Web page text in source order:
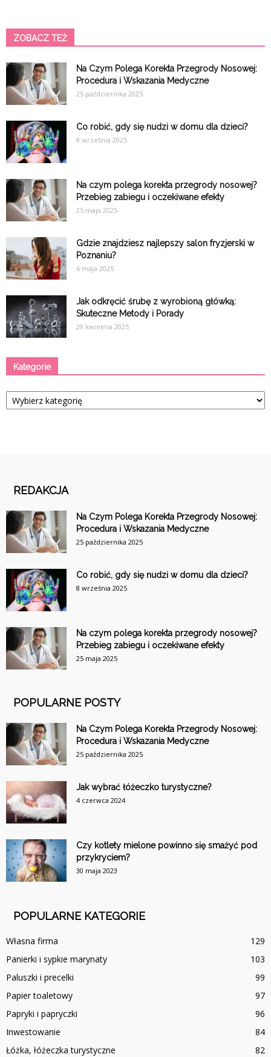
ZOBACZ TEŻ
Na Czym Polega Korekta Przegrody Nosowej:
Procedura i Wskazania Medyczne
25 października 2025
Co robić, gdy się nudzi w domu dla dzieci?
8 września 2025
Na czym polega korekta przegrody nosowej?
Przebieg zabiegu i oczekiwane efekty
25 maja 2025
Gdzie znajdziesz najlepszy salon fryzjerski w
Poznaniu?
6 maja 2025
Jak odkręcić śrubę z wyrobioną główką:
Skuteczne Metody i Porady
29 kwietnia 2025
Kategorie
Kategorie
REDAKCJA
Na Czym Polega Korekta Przegrody Nosowej:
Procedura i Wskazania Medyczne
25 października 2025
Co robić, gdy się nudzi w domu dla dzieci?
8 września 2025
Na czym polega korekta przegrody nosowej?
Przebieg zabiegu i oczekiwane efekty
25 maja 2025
POPULARNE POSTY
Na Czym Polega Korekta Przegrody Nosowej:
Procedura i Wskazania Medyczne
25 października 2025
Jak wybrać łóżeczko turystyczne?
4 czerwca 2024
Czy kotlety mielone powinno się smażyć pod
przykryciem?
30 maja 2023
POPULARNE KATEGORIE
Własna firma
129
Panierki i sypkie marynaty
103
Paluszki i precelki
99
Papier toaletowy
97
Papryki i papryczki
96
Inwestowanie
84
Łóżka, łóżeczka turystyczne
82